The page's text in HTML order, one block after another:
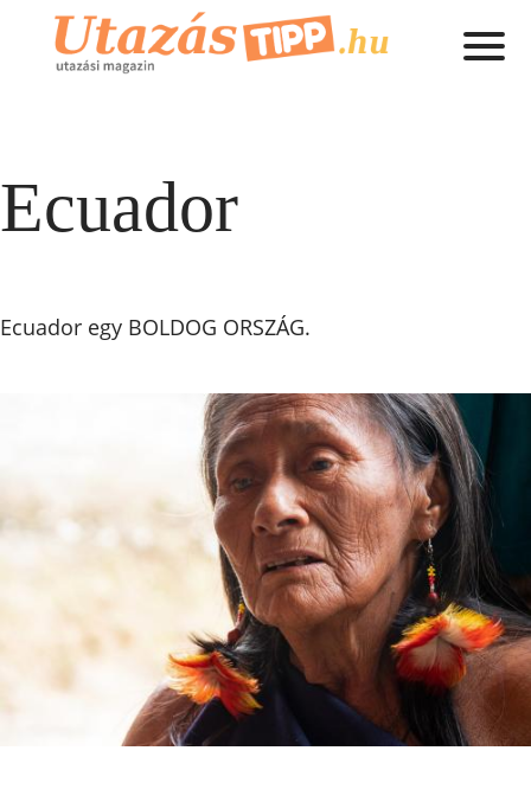
Ecuador
Ecuador egy BOLDOG ORSZÁG.